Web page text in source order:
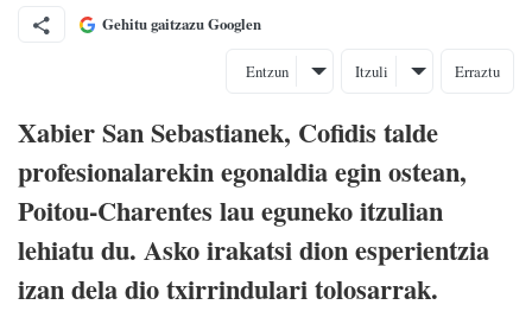
Gehitu gaitzazu Googlen
Entzun Itzuli Erraztu
Xabier San Sebastianek, Cofidis talde
profesionalarekin egonaldia egin ostean,
Poitou-Charentes lau eguneko itzulian
lehiatu du. Asko irakatsi dion esperientzia
izan dela dio txirrindulari tolosarrak.